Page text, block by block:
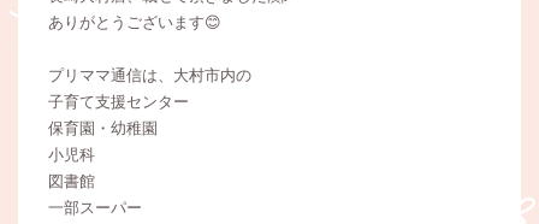
ありがとうございます😊
プリママ通信は、大村市内の
子育て支援センター
保育園・幼稚園
小児科
図書館
一部スーパー